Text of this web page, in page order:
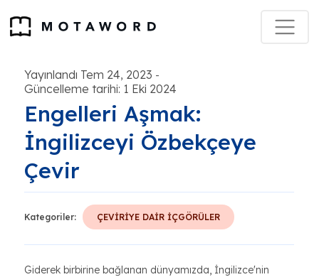
Yayınlandı Tem 24, 2023 -
Güncelleme tarihi: 1 Eki 2024
Engelleri Aşmak:
İngilizceyi Özbekçeye
Çevir
Kategoriler: ÇEVİRİYE DAİR İÇGÖRÜLER
Giderek birbirine bağlanan dünyamızda, İngilizce'nin